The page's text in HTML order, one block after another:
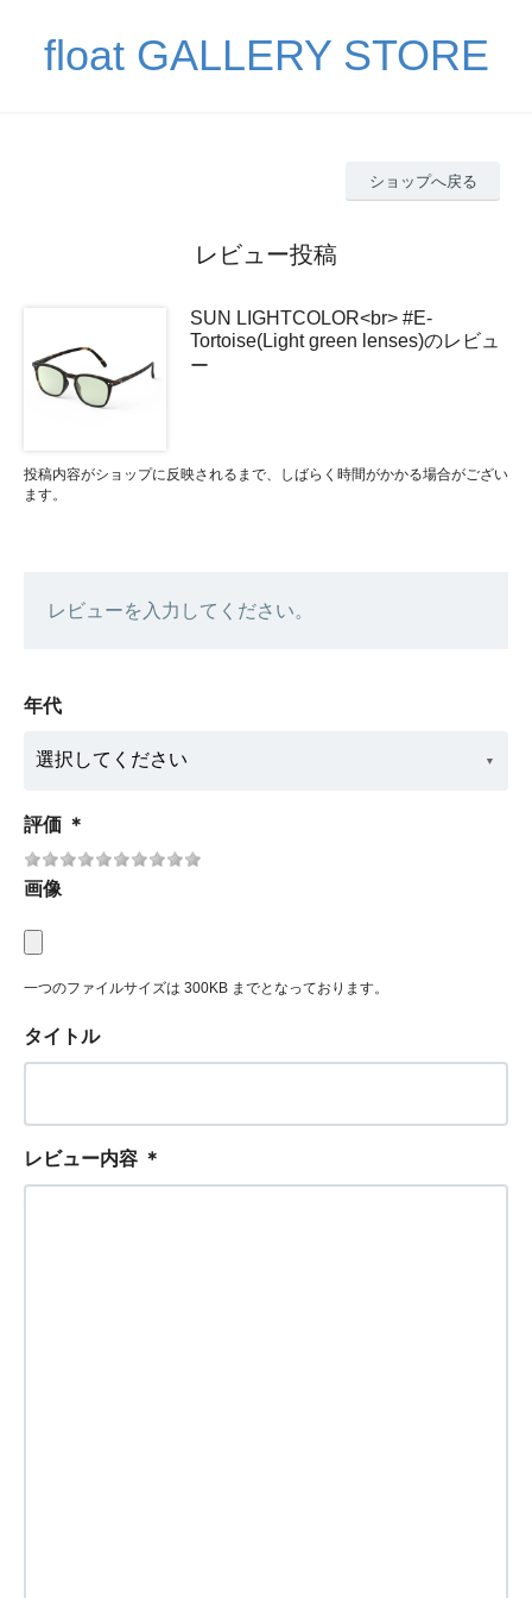
float GALLERY STORE
ショップへ戻る
レビュー投稿
SUN LIGHTCOLOR<br> #E-
Tortoise(Light green lenses)のレビュ
ー
投稿内容がショップに反映されるまで、しばらく時間がかかる場合がござい
ます。
レビューを入力してください。
年代
評価 ＊
画像
一つのファイルサイズは 300KB までとなっております。
タイトル
レビュー内容 ＊